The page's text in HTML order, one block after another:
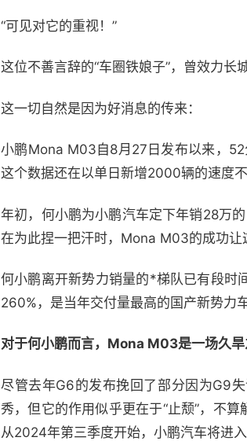
“可见对它的重视！”
这位不善言辞的“车圈铁娘子”，曾效力长
这一切自然是因为好消息的传来：
小鹏Mona M03自8月27日发布以来，
这个数据还在以单日新增2000辆的速度不
年初，何小鹏为小鹏汽车定下年销28万
在为此捏一把汗时，Mona M03的成功让
何小鹏离开新势力销量的*梯队已有段时
260%，是当年交付量最高的国产新势力车
对于何小鹏而言，Mona M03是一场久旱
尽管去年G6的发布挽回了部分因为G9
秀，但它的作用似乎更在于“止颓”，不
从2024年第三季度开始，小鹏汽车将进入